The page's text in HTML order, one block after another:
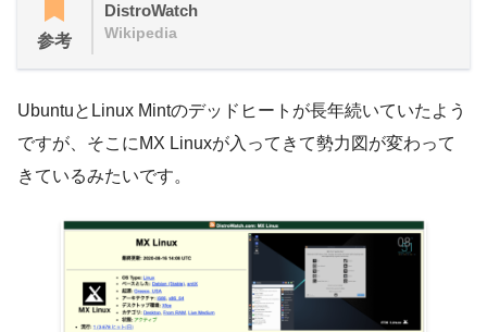
参考
DistroWatch
Wikipedia
UbuntuとLinux Mintのデッドヒートが長年続いていたよう
ですが、そこにMX Linuxが入ってきて勢力図が変わって
きているみたいです。